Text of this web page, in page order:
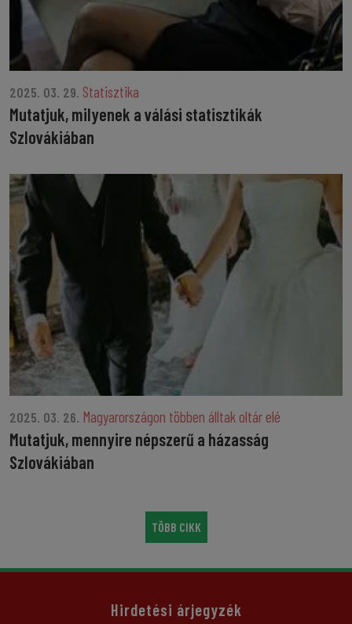
2025. 03. 29. Statisztika
Mutatjuk, milyenek a válási statisztikák
Szlovákiában
2025. 03. 26. Magyarországon többen álltak oltár elé
Mutatjuk, mennyire népszerű a házasság
Szlovákiában
TÖBB CIKK
Hirdetési árjegyzék